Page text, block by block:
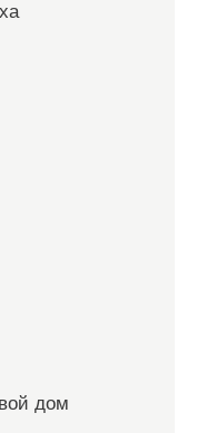
дом